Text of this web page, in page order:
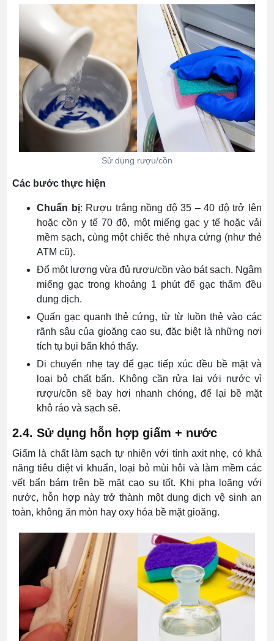
Sử dụng rượu/cồn
Các bước thực hiện
Chuẩn bị: Rượu trắng nồng độ 35 – 40 độ trở lên
hoặc cồn y tế 70 độ, một miếng gạc y tế hoặc vải
mềm sạch, cùng một chiếc thẻ nhựa cứng (như thẻ
ATM cũ).
Đổ một lượng vừa đủ rượu/cồn vào bát sạch. Ngâm
miếng gạc trong khoảng 1 phút để gạc thấm đều
dung dịch.
Quấn gạc quanh thẻ cứng, từ từ luồn thẻ vào các
rãnh sâu của gioăng cao su, đặc biệt là những nơi
tích tụ bụi bẩn khó thấy.
Di chuyển nhẹ tay để gạc tiếp xúc đều bề mặt và
loại bỏ chất bẩn. Không cần rửa lại với nước vì
rượu/cồn sẽ bay hơi nhanh chóng, để lại bề mặt
khô ráo và sạch sẽ.
2.4. Sử dụng hỗn hợp giấm + nước
Giấm là chất làm sạch tự nhiên với tính axit nhẹ, có khả
năng tiêu diệt vi khuẩn, loại bỏ mùi hôi và làm mềm các
vết bẩn bám trên bề mặt cao su tốt. Khi pha loãng với
nước, hỗn hợp này trở thành một dung dịch vệ sinh an
toàn, không ăn mòn hay oxy hóa bề mặt gioăng.